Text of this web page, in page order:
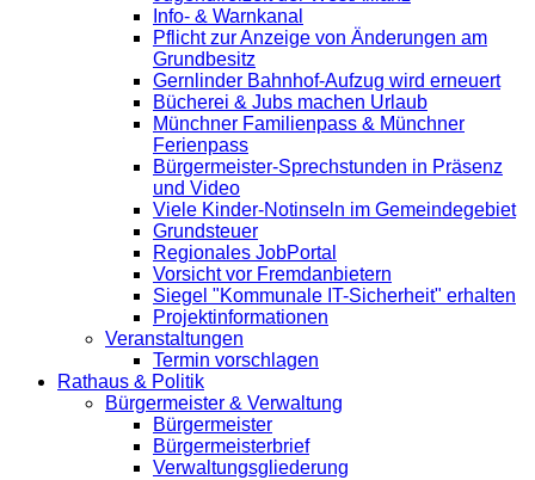
Info- & Warnkanal
Pflicht zur Anzeige von Änderungen am
Grundbesitz
Gernlinder Bahnhof-Aufzug wird erneuert
Bücherei & Jubs machen Urlaub
Münchner Familienpass & Münchner
Ferienpass
Bürgermeister-Sprechstunden in Präsenz
und Video
Viele Kinder-Notinseln im Gemeindegebiet
Grundsteuer
Regionales JobPortal
Vorsicht vor Fremdanbietern
Siegel "Kommunale IT-Sicherheit" erhalten
Projektinformationen
Veranstaltungen
Termin vorschlagen
Rathaus & Politik
Bürgermeister & Verwaltung
Bürgermeister
Bürgermeisterbrief
Verwaltungsgliederung